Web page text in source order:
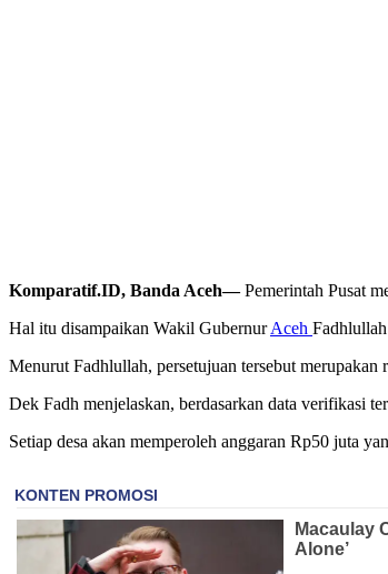
Komparatif.ID, Banda Aceh—Pemerintah Pusat
Hal itu disampaikan Wakil GubernurAceh
Menurut Fadhlullah, persetujuan tersebut
Dek Fadh menjelaskan, berdasarkan data verifikasi
Setiap desa akan memperoleh anggaran Rp50 juta